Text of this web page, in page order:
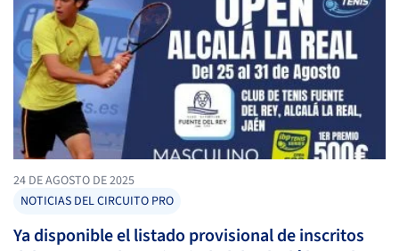
24 DE AGOSTO DE 2025
NOTICIAS DEL CIRCUITO PRO
Ya disponible el listado provisional de inscritos